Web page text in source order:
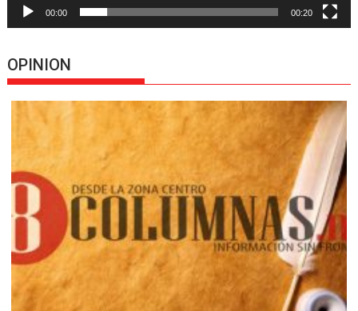
00:00 00:20
OPINION